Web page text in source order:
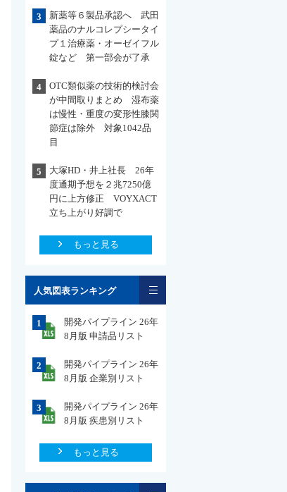
3
新薬等６製品承認へ 武田
薬品のナルコレプシータイ
プ１治療薬・オーゼイフル
錠など 第一部会が了承
4
OTC類似薬の技術的検討会
が中間取りまとめ 湿布薬
は慢性・重度の変形性膝関
節症は除外 対象1042品
目
5
大塚HD・井上社長 26年
度通期予想を２兆7250億
円に上方修正 VOYXACT
立ち上がり好調で
もっと見る
人気図表ランキング
1
開発パイプライン 26年
8月版 申請品リスト
2
開発パイプライン 26年
8月版 企業別リスト
3
開発パイプライン 26年
8月版 疾患別リスト
もっと見る